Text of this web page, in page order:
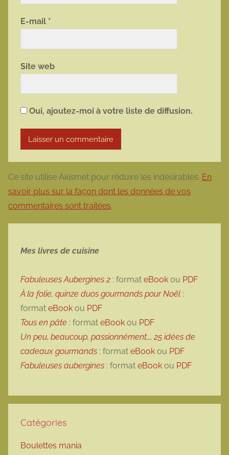
E-mail *
Site web
Oui, ajoutez-moi à votre liste de diffusion.
Ce site utilise Akismet pour réduire les indésirables. En
savoir plus sur la façon dont les données de vos
commentaires sont traitées.
Mes livres de cuisine
Fabuleuses Aubergines 2 : format eBook ou PDF
À la folie, quinze duos gourmands pour Noël :
format eBook ou PDF
Tous en pâte : format eBook ou PDF
Un peu, beaucoup, passionnément…, 25 idées de
cadeaux gourmands : format eBook ou PDF
Fabuleuses aubergines : format eBook ou PDF
Catégories
Boulettes mania